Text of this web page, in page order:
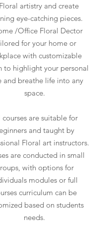
artistry and create
eye-catching pieces.
/Office Floral Dector
for your home or
with customizable
to highlight your personal
and breathe life into any
space.
courses are suitable for
and taught by
Floral art instructors.
are conducted in small
with options for
modules or full
curriculum can be
based on students
needs.